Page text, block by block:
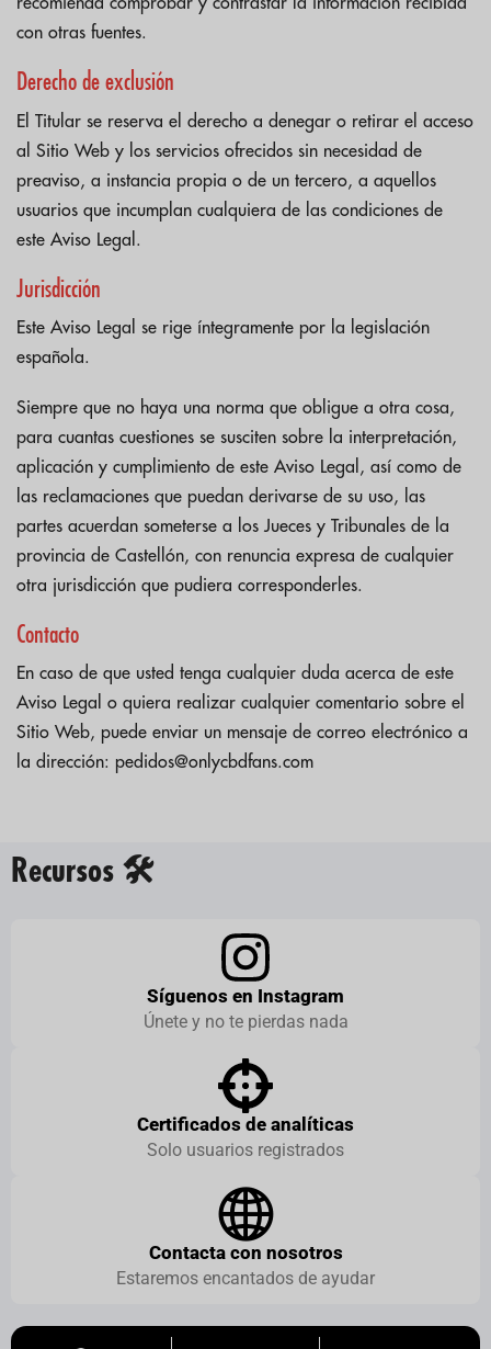
con otras fuentes.
Derecho de exclusión
El Titular se reserva el derecho a denegar o retirar el acceso
al Sitio Web y los servicios ofrecidos sin necesidad de
preaviso, a instancia propia o de un tercero, a aquellos
usuarios que incumplan cualquiera de las condiciones de
este Aviso Legal.
Jurisdicción
Este Aviso Legal se rige íntegramente por la legislación
española.
Siempre que no haya una norma que obligue a otra cosa,
para cuantas cuestiones se susciten sobre la interpretación,
aplicación y cumplimiento de este Aviso Legal, así como de
las reclamaciones que puedan derivarse de su uso, las
partes acuerdan someterse a los Jueces y Tribunales de la
provincia de Castellón, con renuncia expresa de cualquier
otra jurisdicción que pudiera corresponderles.
Contacto
En caso de que usted tenga cualquier duda acerca de este
Aviso Legal o quiera realizar cualquier comentario sobre el
Sitio Web, puede enviar un mensaje de correo electrónico a
la dirección: pedidos@onlycbdfans.com
Recursos 🛠️
Síguenos en Instagram
Únete y no te pierdas nada
Certificados de analíticas
Solo usuarios registrados
Contacta con nosotros
Estaremos encantados de ayudar